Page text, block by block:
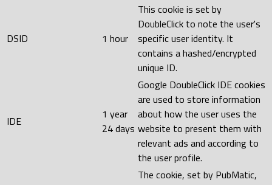
DSID 1 hour
This cookie is set by
DoubleClick to note the user's
specific user identity. It
contains a hashed/encrypted
unique ID.
IDE
1 year
24 days
Google DoubleClick IDE cookies
are used to store information
about how the user uses the
website to present them with
relevant ads and according to
the user profile.
The cookie, set by PubMatic,